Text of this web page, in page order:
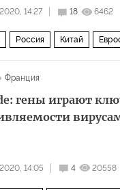
14:27 18 6462
Россия Китай
Франция
гены играют
14:05 4 20558